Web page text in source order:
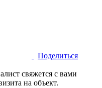
Поделиться
свяжется с вами
на объект.